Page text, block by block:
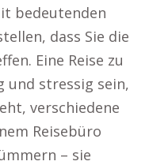
bedeutenden
dass Sie die
Eine Reise zu
und stressig sein,
verschiedene
Reisebüro
– sie